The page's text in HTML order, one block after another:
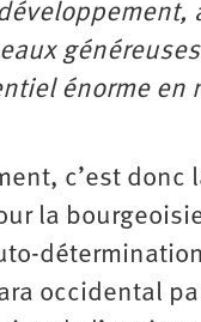
énorme en
c’est donc
la
occidental